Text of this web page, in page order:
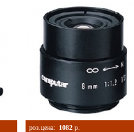
роз.цена: 1082 р.